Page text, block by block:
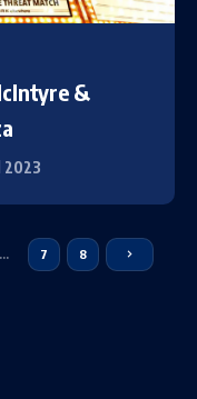
&
2023
… 7 8